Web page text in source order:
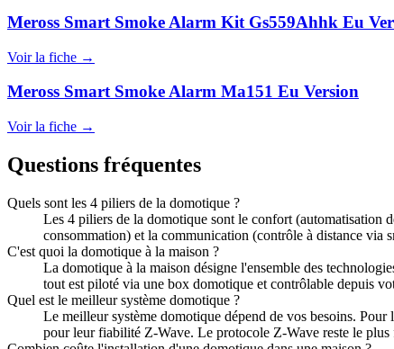
Meross Smart Smoke Alarm Kit Gs559Ahhk Eu
Voir la fiche →
Meross Smart Smoke Alarm Ma151 Eu Version
Voir la fiche →
Questions fréquentes
Quels sont les 4 piliers de la domotique ?
Les 4 piliers de la domotique sont le confort (automatisation
consommation) et la communication (contrôle à distance via
C'est quoi la domotique à la maison ?
La domotique à la maison désigne l'ensemble des
tout est piloté via une box domotique et contrôlable depuis
Quel est le meilleur système domotique ?
Le meilleur système domotique dépend de vos besoins.
pour leur fiabilité Z-Wave. Le protocole Z-Wave reste le